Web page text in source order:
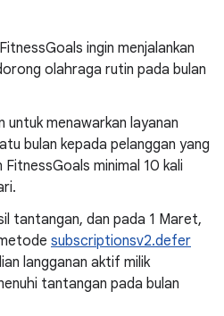
ingin menjalankan
olahraga rutin pada bulan
untuk menawarkan layanan
bulan kepada pelanggan yang
minimal 10 kali
tantangan, dan pada 1 Maret,
subscriptionsv2.defer
langganan aktif milik
tantangan pada bulan